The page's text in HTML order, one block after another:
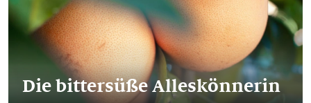
Die bittersüße Alleskönnerin